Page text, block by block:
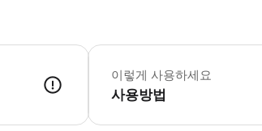
어린이 규정 -3세 미만 어린이는 무
이렇게 사용하세요
사용방법